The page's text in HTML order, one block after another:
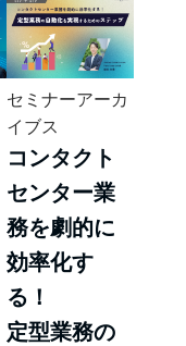
セミナーアーカ
イブス
コンタクト
センター業
務を劇的に
効率化す
る！
定型業務の